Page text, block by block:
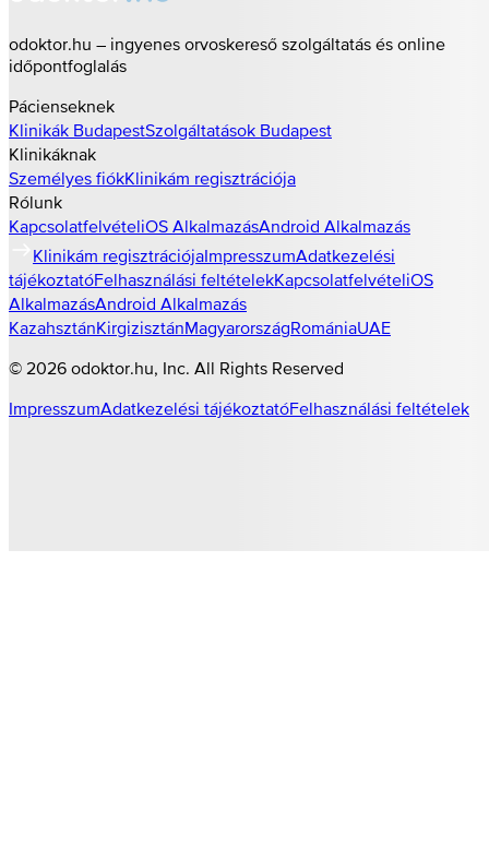
odoktor.hu – ingyenes orvoskereső szolgáltatás és online
időpontfoglalás
Pácienseknek
Klinikák BudapestSzolgáltatások Budapest
Klinikáknak
Személyes fiókKlinikám regisztrációja
Rólunk
KapcsolatfelvételiOS AlkalmazásAndroid Alkalmazás
Klinikám regisztrációjaImpresszumAdatkezelési
tájékoztatóFelhasználási feltételekKapcsolatfelvételiOS
AlkalmazásAndroid Alkalmazás
KazahsztánKirgizisztánMagyarországRomániaUAE
© 2026 odoktor.hu, Inc. All Rights Reserved
ImpresszumAdatkezelési tájékoztatóFelhasználási feltételek